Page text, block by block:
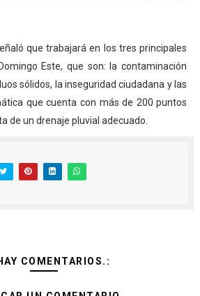
que trabajará en los tres principales
Este, que son: la contaminación
sólidos, la inseguridad ciudadana y las
que cuenta con más de 200 puntos
de un drenaje pluvial adecuado.
COMENTARIOS.: